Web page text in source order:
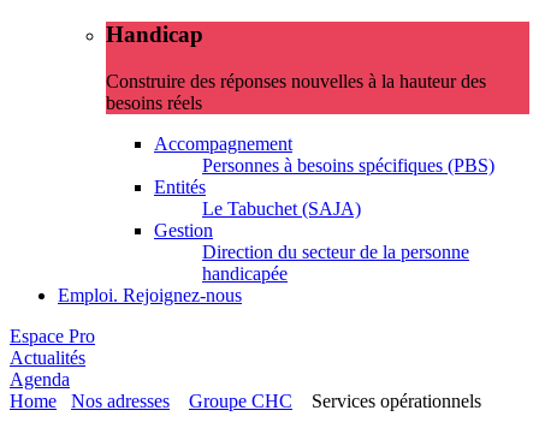
Handicap
Construire des réponses nouvelles à la hauteur des
besoins réels
Accompagnement
Personnes à besoins spécifiques (PBS)
Entités
Le Tabuchet (SAJA)
Gestion
Direction du secteur de la personne
handicapée
Emploi. Rejoignez-nous
Espace Pro
Actualités
Agenda
Home
Nos adresses Groupe CHC Services opérationnels